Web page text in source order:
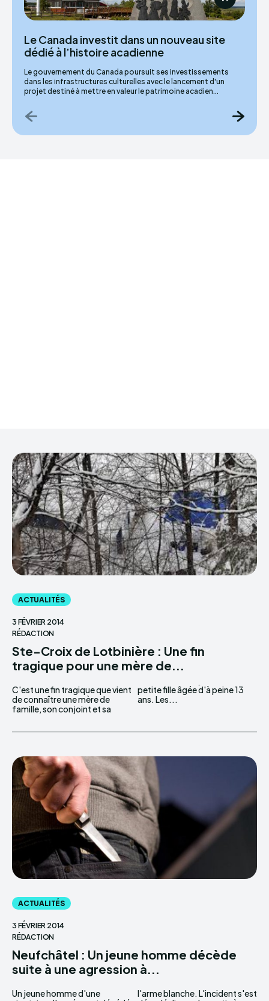
Le Canada investit dans un nouveau site
dédié à l’histoire acadienne
Le gouvernement du Canada poursuit ses investissements
dans les infrastructures culturelles avec le lancement d'un
projet destiné à mettre en valeur le patrimoine acadien...
ACTUALITÉS
3 FÉVRIER 2014
RÉDACTION
Ste-Croix de Lotbinière : Une fin
tragique pour une mère de...
C'est une fin tragique que vient
de connaître une mère de
famille, son conjoint et sa
petite fille âgée d'à peine 13
ans. Les...
ACTUALITÉS
3 FÉVRIER 2014
RÉDACTION
Neufchâtel : Un jeune homme décède
suite à une agression à...
Un jeune homme d'une
l'arme blanche. L'incident s'est